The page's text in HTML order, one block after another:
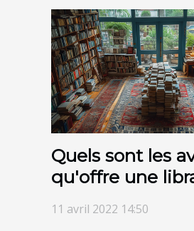
Quels sont les
qu'offre une
11 avril 2022 14:50